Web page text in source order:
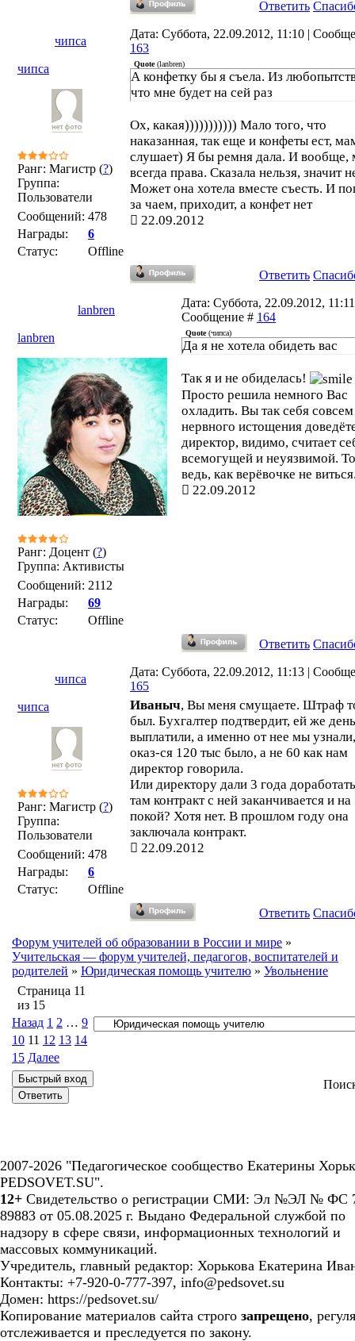
Ответить
чипса
Дата: Суббота, 22.09.2012, 11:10 |
163
чипса
Ранг: Магистр (?)
Группа:
Пользователи
Сообщений: 478
Награды:
6
Статус:
Offline
Quote(lanbren)
А конфетку бы я съела. Из
что мне будет на сей раз
Ох, какая))))))))))) Мало того, что
наказанная, так еще и конфеты ест,
слушает) Я бы ремня дала. И вообще,
всегда права. Сказала нельзя, значит
Может она хотела вместе съесть. И
за чаем, приходит, а конфет нет
22.09.2012
Ответить
lanbren
Дата: Суббота, 22.09.2012,
Сообщение # 164
lanbren
Ранг: Доцент (?)
Группа: Активисты
Сообщений: 2112
Награды:
69
Статус:
Offline
Quote(чипса)
Да я не хотела обидеть вас
Так я и не обиделась!
Просто решила немного Вас
охладить. Вы так себя
нервного истощения
директор, видимо, считает
всемогущей и неуязвимой.
ведь, как верёвочке не
22.09.2012
Ответить
чипса
Дата: Суббота, 22.09.2012, 11:13 |
165
чипса
Ранг: Магистр (?)
Группа:
Пользователи
Сообщений: 478
Награды:
6
Статус:
Offline
Иваныч, Вы меня смущаете. Штраф
был. Бухгалтер подтвердит, ей же
выплатили, а именно от нее мы
оказ-ся 120 тыс было, а не 60 как нам
директор говорила.
Или директору дали 3 года
там контракт с ней заканчивается и на
покой? Хотя нет. В прошлом году она
заключала контракт.
22.09.2012
Ответить
Форум учителей об образовании в России и мире »
Учительская — форум учителей, педагогов, воспитателей и
родителей » Юридическая помощь учителю » Увольнение
Страница 11
из 15
Назад 1 2 … 9
10 11 12 13 14
15 Далее
2007-2026 "Педагогическое сообщество Екатерины
PEDSOVET.SU".
12+ Свидетельство о регистрации СМИ: Эл №ЭЛ № ФС
89883 от 05.08.2025 г. Выдано Федеральной службой по
надзору в сфере связи, информационных технологий и
массовых коммуникаций.
Учредитель, главный редактор: Хорькова Екатерина
Контакты: +7-920-0-777-397, info@pedsovet.su
Домен: https://pedsovet.su/
Копирование материалов сайта строго запрещено,
отслеживается и преследуется по закону.